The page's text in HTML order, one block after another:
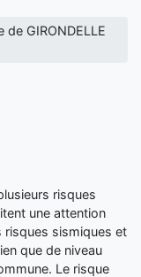
de GIRONDELLE
risques
une attention
risques sismiques et
que de niveau
Le risque